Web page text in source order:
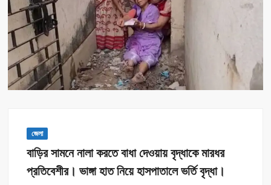
জেলা
বাড়ির সামনে নালা করতে বাধা দেওয়ায় বৃদ্ধাকে মারধর
প্রতিবেশীর। ভাঙ্গা হাত নিয়ে হাসপাতালে ভর্তি বৃদ্ধা।